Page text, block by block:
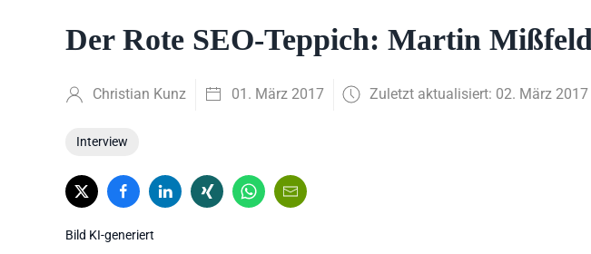
Der Rote SEO-Teppich: Martin
Christian Kunz 01. März 2017 Zuletzt aktualisiert: 02. März 2017
Interview
Bild KI-generiert